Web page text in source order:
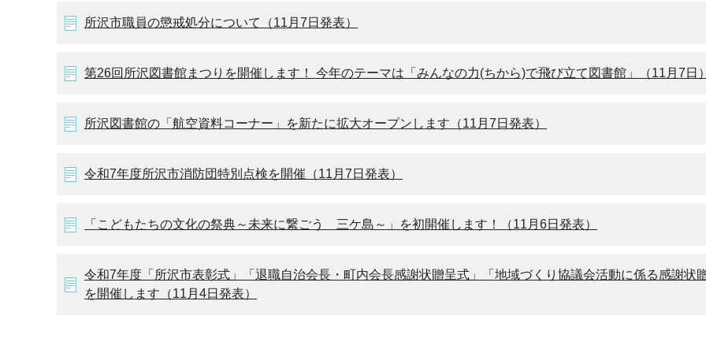
所沢市職員の懲戒処分について（11月7日発表）
第26回所沢図書館まつりを開催します！ 今年のテーマは「みんなの力(ちから)で飛び立て図書館」（11月7日）
所沢図書館の「航空資料コーナー」を新たに拡大オープンします（11月7日発表）
令和7年度所沢市消防団特別点検を開催（11月7日発表）
「こどもたちの文化の祭典～未来に繋ごう 三ケ島～」を初開催します！（11月6日発表）
令和7年度「所沢市表彰式」「退職自治会長・町内会長感謝状贈呈式」「地域づくり協議会活動に係る感謝状贈
を開催します（11月4日発表）